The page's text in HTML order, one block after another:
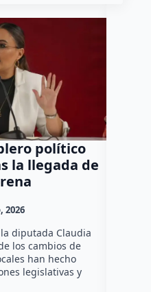
político
la llegada de
2026
diputada Claudia
los cambios de
han hecho
legislativas y